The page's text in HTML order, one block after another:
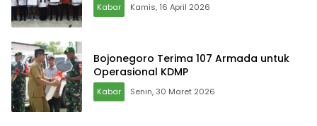
Kabar Kamis, 16 April 2026
Bojonegoro Terima 107 Armada untuk
Operasional KDMP
Kabar Senin, 30 Maret 2026